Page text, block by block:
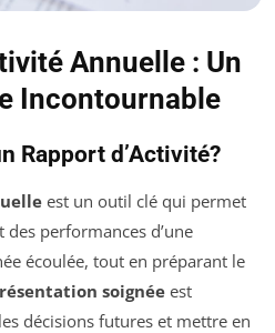
Annuelle : Un
Incontournable
Rapport d’Activité?
est un outil clé qui permet
performances d’une
écoulée, tout en préparant le
soignéeest
décisions futures et mettre en